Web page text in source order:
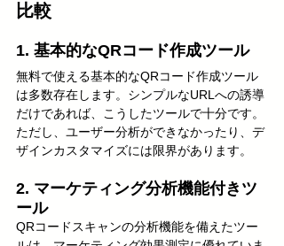
比較
1. 基本的なQRコード作成ツール
無料で使える基本的なQRコード作成ツール
は多数存在します。シンプルなURLへの誘導
だけであれば、こうしたツールで十分です。
ただし、ユーザー分析ができなかったり、デ
ザインカスタマイズには限界があります。
2. マーケティング分析機能付きツ
ール
QRコードスキャンの分析機能を備えたツー